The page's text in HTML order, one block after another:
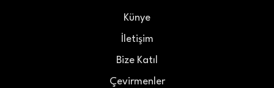
Künye
İletişim
Bize Katıl
Çevirmenler